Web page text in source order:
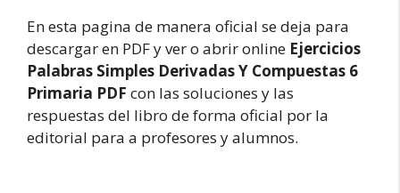
En esta pagina de manera oficial se deja para
descargar en PDF y ver o abrir online Ejercicios
Palabras Simples Derivadas Y Compuestas 6
Primaria PDF con las soluciones y las
respuestas del libro de forma oficial por la
editorial para a profesores y alumnos.